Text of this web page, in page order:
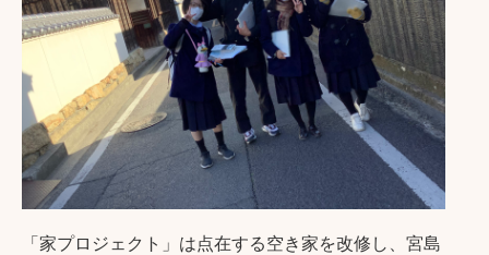
「家プロジェクト」は点在する空き家を改修し、宮島